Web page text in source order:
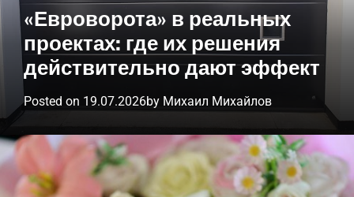
m
.
u
a
d
e
«Евроворота» в реальных
проектах: где их решения
действительно дают эффект
Posted on 19.07.2026by Михаил Михайлов